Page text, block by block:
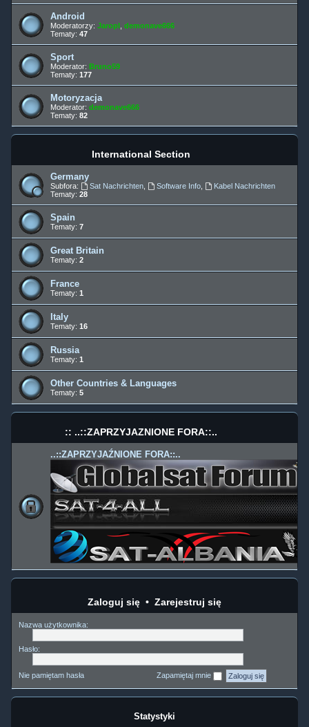
Android
Moderatorzy: Jaropl demonave666
Tematy: 47
Sport
Moderator: Bruno59
Tematy: 177
Motoryzacja
Moderator: demonave666
Tematy: 82
International Section
Germany
Subfora: Sat Nachrichten, Software Info,
Kabel Nachrichten
Tematy: 28
Spain
Tematy: 7
Great Britain
Tematy: 2
France
Tematy: 1
Italy
Tematy: 16
Russia
Tematy: 1
Other Countries & Languages
Tematy: 5
:: ..::ZAPRZYJAŹNIONE FORA::..
..::ZAPRZYJAŹNIONE FORA::..
Zaloguj się • Zarejestruj się
Nazwa użytkownika:
Hasło:
Nie pamiętam hasła Zapamiętaj mnie
Statystyki